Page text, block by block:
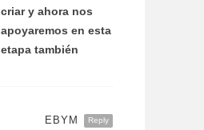
criar y ahora nos
apoyaremos en esta
etapa también
Reply
EBYM